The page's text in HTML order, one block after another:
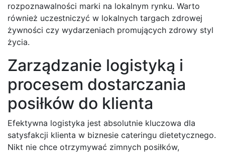
rozpoznawalności marki na lokalnym rynku. Warto
również uczestniczyć w lokalnych targach zdrowej
żywności czy wydarzeniach promujących zdrowy styl
życia.
Zarządzanie logistyką i
procesem dostarczania
posiłków do klienta
Efektywna logistyka jest absolutnie kluczowa dla
satysfakcji klienta w biznesie cateringu dietetycznego.
Nikt nie chce otrzymywać zimnych posiłków,